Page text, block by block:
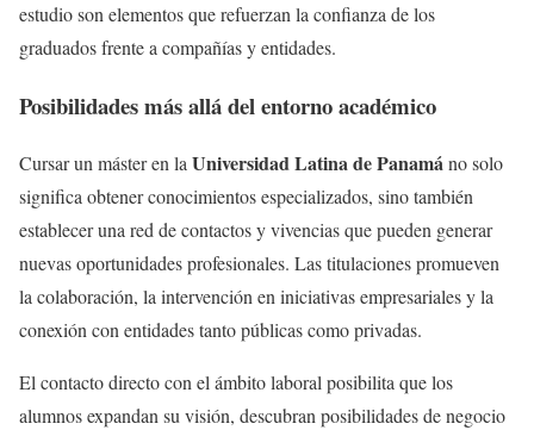
estudio son elementos que refuerzan la confianza de los
graduados frente a compañías y entidades.
Posibilidades más allá del entorno académico
Cursar un máster en laUniversidad Latina de Panamáno solo
significa obtener conocimientos especializados, sino también
establecer una red de contactos y vivencias que pueden generar
nuevas oportunidades profesionales. Las titulaciones promueven
la colaboración, la intervención en iniciativas empresariales y la
conexión con entidades tanto públicas como privadas.
El contacto directo con el ámbito laboral posibilita que los
alumnos expandan su visión, descubran posibilidades de negocio